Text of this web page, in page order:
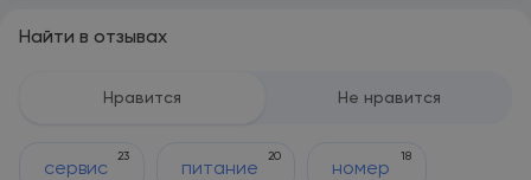
Найти в отзывах
Нравится Не нравится
сервис
23
питание
20
номер
18